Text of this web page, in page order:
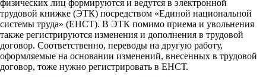
физических лиц формируются и ведутся в электронной
трудовой книжке (ЭТК) посредством «Единой национальной
системы труда» (ЕНСТ). В ЭТК помимо приема и увольнения
также регистрируются изменения и дополнения в трудовой
договор. Соответственно, переводы на другую работу,
оформляемые на основании изменений, внесенных в трудовой
договор, тоже нужно регистрировать в ЕНСТ.